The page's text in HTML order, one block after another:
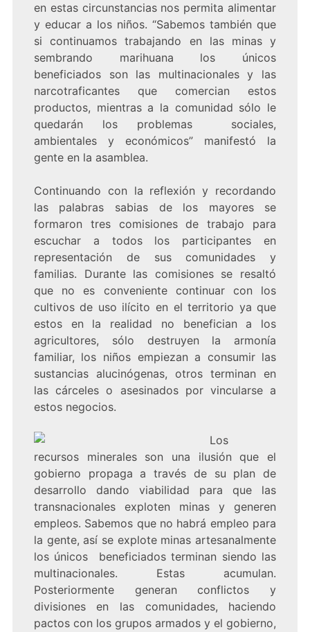
en estas circunstancias nos permita alimentar
y educar a los niños. “Sabemos también que
si continuamos trabajando en las minas y
sembrando marihuana los únicos
beneficiados son las multinacionales y las
narcotraficantes que comercian estos
productos, mientras a la comunidad sólo le
quedarán los problemas sociales,
ambientales y económicos” manifestó la
gente en la asamblea.
Continuando con la reflexión y recordando
las palabras sabias de los mayores se
formaron tres comisiones de trabajo para
escuchar a todos los participantes en
representación de sus comunidades y
familias. Durante las comisiones se resaltó
que no es conveniente continuar con los
cultivos de uso ilícito en el territorio ya que
estos en la realidad no benefician a los
agricultores, sólo destruyen la armonía
familiar, los niños empiezan a consumir las
sustancias alucinógenas, otros terminan en
las cárceles o asesinados por vincularse a
estos negocios.
Los
recursos minerales son una ilusión que el
gobierno propaga a través de su plan de
desarrollo dando viabilidad para que las
transnacionales exploten minas y generen
empleos. Sabemos que no habrá empleo para
la gente, así se explote minas artesanalmente
los únicos beneficiados terminan siendo las
multinacionales. Estas acumulan.
Posteriormente generan conflictos y
divisiones en las comunidades, haciendo
pactos con los grupos armados y el gobierno,